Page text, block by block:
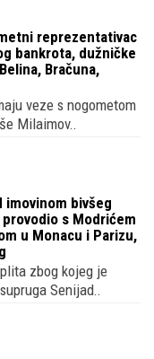
reprezentativac
bankrota, dužničke
Bračuna,
veze s nogometom
Milaimov..
imovinom bivšeg
s Modrićem
u Monacu i Parizu,
zbog kojeg je
Senijad..